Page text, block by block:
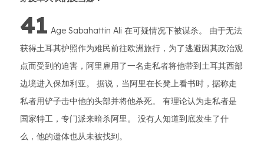
41 Age Sabahattin Ali 在可疑情况下被谋杀。 由于无法
获得土耳其护照作为难民前往欧洲旅行，为了逃避因其政治观
点而受到的迫害，阿里雇用了一名走私者将他带到土耳其西部
边境进入保加利亚。 据说，当阿里在长凳上看书时，据称走
私者用铲子击中他的头部并将他杀死。 有理论认为走私者是
国家特工，专门派来暗杀阿里。 没有人知道到底发生了什
么，他的遗体也从未被找到。